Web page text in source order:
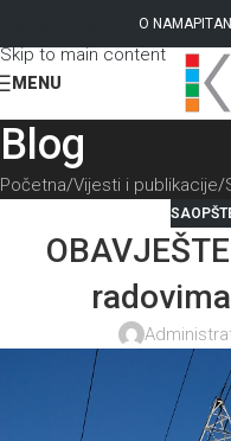
Skip to navigation
Skip to main content
O NAMA
MENU
Blog
Početna Vijesti i publikacije